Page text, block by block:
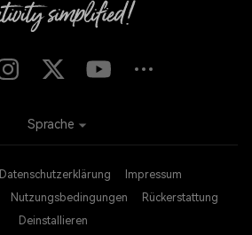
Datenschutzerklärung
Impressum
Nutzungsbedingungen
Rückerstattung
Deinstallieren
Sprache